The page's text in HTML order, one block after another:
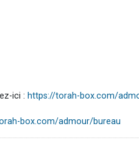
ici : https://torah-box.com/
box.com/admour/bureau